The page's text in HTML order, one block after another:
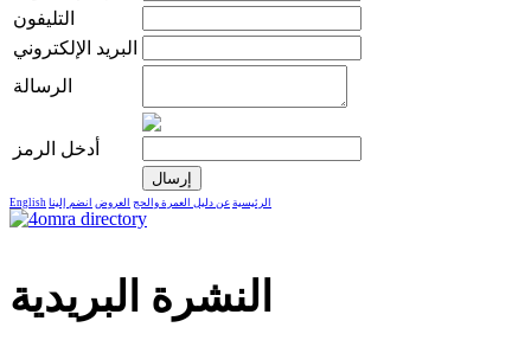
التليفون
البريد الإلكتروني
الرسالة
أدخل الرمز
live
online
livedealercasino.online
English الرئيسية عن دليل العمرة والحج العروض انضم إلينا
النشرة البريدية